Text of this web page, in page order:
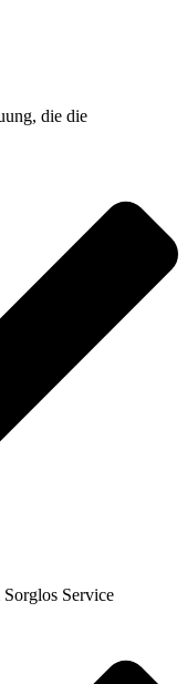
die die
Service